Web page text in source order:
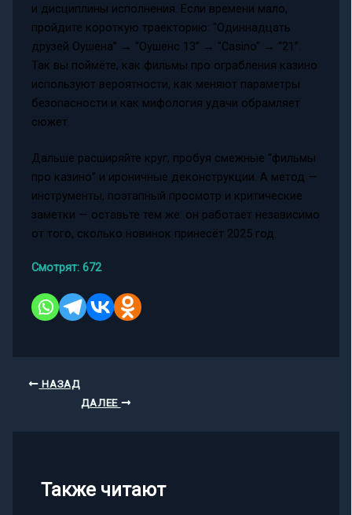
и дисциплины исполнения. Если времени мало,
пройдите короткую траекторию: “Одиннадцать
друзей Оушена” → “Оушенс 13” → “Casino” → “21”.
Так вы поймёте, как фильмы про ограбления казино
используют вероятности, как меняют параметры
безопасности и как мифология удачи обрамляет
сюжет.
Дальше расширяйте круг, пробуя смежные “фильмы
про казино” и ироничные деконструкции. А метод —
инструменты, поэтапный просмотр и критические
заметки — оставьте тем же: он работает независимо
от того, сколько новинок принесёт 2025 год.
Смотрят: 672
НАЗАД
ДАЛЕЕ
Также читают